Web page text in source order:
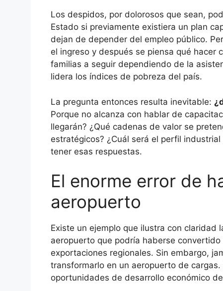
Los despidos, por dolorosos que sean,
Estado si previamente existiera un plan
dejan de depender del empleo público.
el ingreso y después se piensa qué hacer
familias a seguir dependiendo de la
lidera los índices de pobreza del país.
La pregunta entonces resulta inevitable:
Porque no alcanza con hablar de
llegarán? ¿Qué cadenas de valor se
estratégicos? ¿Cuál será el perfil
tener esas respuestas.
El enorme error de
aeropuerto
Existe un ejemplo que ilustra con claridad
aeropuerto que podría haberse
exportaciones regionales. Sin embargo,
transformarlo en un aeropuerto de
oportunidades de desarrollo económico